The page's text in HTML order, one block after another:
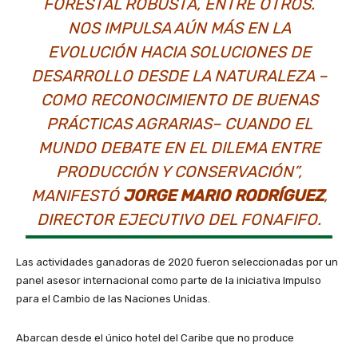
NOS IMPULSA AÚN MÁS EN LA
EVOLUCIÓN HACIA SOLUCIONES DE
DESARROLLO DESDE LA NATURALEZA –
COMO RECONOCIMIENTO DE BUENAS
PRÁCTICAS AGRARIAS– CUANDO EL
MUNDO DEBATE EN EL DILEMA ENTRE
PRODUCCIÓN Y CONSERVACIÓN”,
MANIFESTÓJORGE MARIO RODRÍGUEZ,
DIRECTOR EJECUTIVO DEL FONAFIFO.
Las actividades ganadoras de 2020 fueron seleccionadas por un
panel asesor internacional como parte de la iniciativa Impulso
para el Cambio de las Naciones Unidas.
Abarcan desde el único hotel del Caribe que no produce